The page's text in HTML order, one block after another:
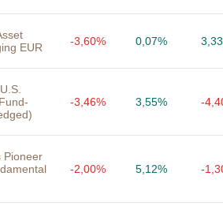
EUR
-3,60% 0,07%
-3,46% 3,55% -
Pioneer
-2,00% 5,12% -